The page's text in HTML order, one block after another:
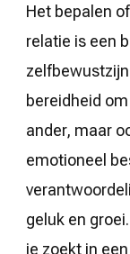
Het bepalen
relatie is een
bereidheid
ander, maar
emotioneel
geluk en
je zoekt in